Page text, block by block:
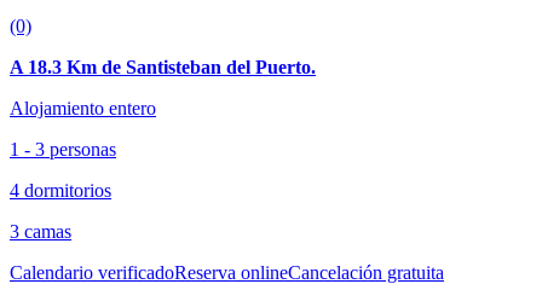
(0)
A 18.3 Km de Santisteban del Puerto.
Alojamiento entero
1 - 3 personas
4 dormitorios
3 camas
Calendario verificadoReserva onlineCancelación gratuita